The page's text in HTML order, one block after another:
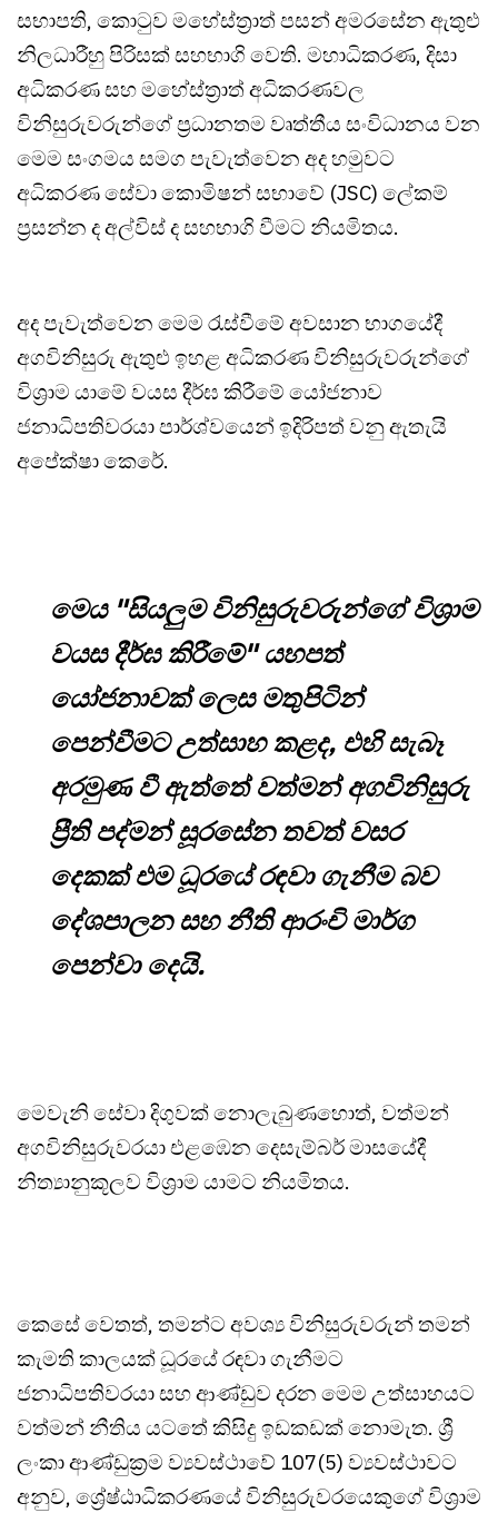
සභාපති, කොටුව මහේස්ත්‍රාත් පසන් අමරසේන ඇතුළු
නිලධාරීහු පිරිසක් සහභාගි වෙති. මහාධිකරණ, දිසා
අධිකරණ සහ මහේස්ත්‍රාත් අධිකරණවල
විනිසුරුවරුන්ගේ ප්‍රධානතම වෘත්තීය සංවිධානය වන
මෙම සංගමය සමග පැවැත්වෙන අද හමුවට
අධිකරණ සේවා කොමිෂන් සභාවේ (JSC) ලේකම්
ප්‍රසන්න ද අල්විස් ද සහභාගි වීමට නියමිතය.
අද පැවැත්වෙන මෙම රැස්වීමේ අවසාන භාගයේදී
අගවිනිසුරු ඇතුළු ඉහළ අධිකරණ විනිසුරුවරුන්ගේ
විශ්‍රාම යාමේ වයස දීර්ඝ කිරීමේ යෝජනාව
ජනාධිපතිවරයා පාර්ශ්වයෙන් ඉදිරිපත් වනු ඇතැයි
අපේක්ෂා කෙරේ.
මෙය "සියලුම විනිසුරුවරුන්ගේ විශ්‍රාම
වයස දීර්ඝ කිරීමේ" යහපත්
යෝජනාවක් ලෙස මතුපිටින්
පෙන්වීමට උත්සාහ කළද, එහි සැබෑ
අරමුණ වී ඇත්තේ වත්මන් අගවිනිසුරු
ප්‍රීති පද්මන් සූරසේන තවත් වසර
දෙකක් එම ධූරයේ රඳවා ගැනීම බව
දේශපාලන සහ නීති ආරංචි මාර්ග
පෙන්වා දෙයි.
මෙවැනි සේවා දිගුවක් නොලැබුණහොත්, වත්මන්
අගවිනිසුරුවරයා එළඹෙන දෙසැම්බර් මාසයේදී
නිත්‍යානුකූලව විශ්‍රාම යාමට නියමිතය.
කෙසේ වෙතත්, තමන්ට අවශ්‍ය විනිසුරුවරුන් තමන්
කැමති කාලයක් ධූරයේ රඳවා ගැනීමට
ජනාධිපතිවරයා සහ ආණ්ඩුව දරන මෙම උත්සාහයට
වත්මන් නීතිය යටතේ කිසිදු ඉඩකඩක් නොමැත. ශ්‍රී
ලංකා ආණ්ඩුක්‍රම ව්‍යවස්ථාවේ 107(5) ව්‍යවස්ථාවට
අනුව, ශ්‍රේෂ්ඨාධිකරණයේ විනිසුරුවරයෙකුගේ විශ්‍රාම